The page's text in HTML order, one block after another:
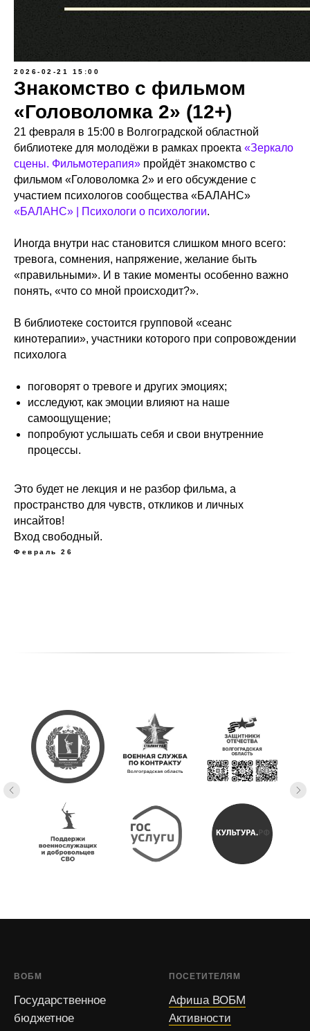
2026-02-21 15:00
Знакомство с фильмом
«Головоломка 2» (12+)
21 февраля в 15:00 в Волгоградской областной
библиотеке для молодёжи в рамках проекта «Зеркало
сцены. Фильмотерапия» пройдёт знакомство с
фильмом «Головоломка 2» и его обсуждение с
участием психологов сообщества «БАЛАНС»
«БАЛАНС» | Психологи о психологии.
Иногда внутри нас становится слишком много всего:
тревога, сомнения, напряжение, желание быть
«правильными». И в такие моменты особенно важно
понять, «что со мной происходит?».
В библиотеке состоится групповой «сеанс
кинотерапии», участники которого при сопровождении
психолога
поговорят о тревоге и других эмоциях;
исследуют, как эмоции влияют на наше
самоощущение;
попробуют услышать себя и свои внутренние
процессы.
Это будет не лекция и не разбор фильма, а
пространство для чувств, откликов и личных
инсайтов!
Вход свободный.
Февраль 26
ВОБМ
Государственное
бюджетное
ПОСЕТИТЕЛЯМ
Афиша ВОБМ
Активности